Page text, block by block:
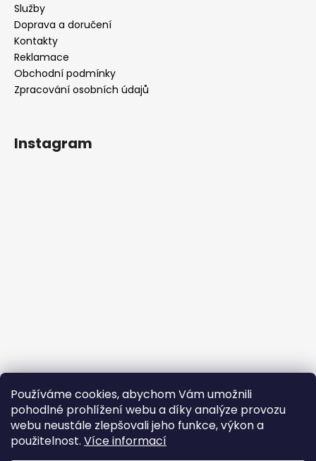
Používáme cookies, abychom Vám umožnili
pohodlné prohlížení webu a díky analýze provozu
webu neustále zlepšovali jeho funkce, výkon a
použitelnost. Více informací
Služby
Doprava a doručení
Kontakty
Reklamace
Obchodní podmínky
Zpracování osobních údajů
Instagram
Sledovat na Instagramu
Facebook